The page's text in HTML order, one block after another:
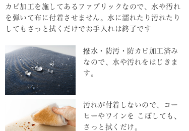
カビ加工を施してあるファブリックなので、水や汚れ
を弾いて布に付着させません。水に濡れたり汚れたり
してもさっと拭くだけでお手入れは終了です
撥水・防汚・防カビ加工済み
なので、水や汚れをはじきま
す。
汚れが付着しないので、コー
ヒーやワインを こぼしても、
さっと拭くだけ。